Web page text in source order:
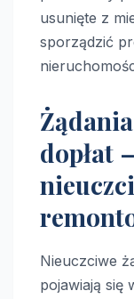
usunięte z
sporządzić
dopłat
Nieuczciwe
pojawiają się